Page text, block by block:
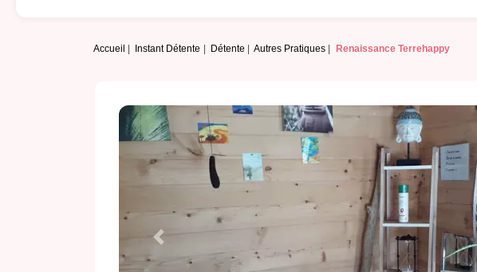
Accueil Instant Détente Détente Autres Pratiques Renaissance Terrehappy
Previous